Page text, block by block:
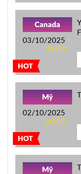
HOT
Canada
03/10/2025
10h00
HOT
Mỹ
02/10/2025
14h00
Mỹ